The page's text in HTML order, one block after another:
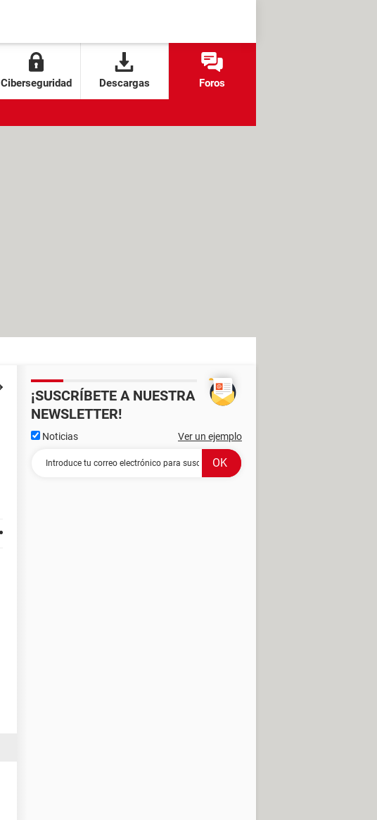
Ciberseguridad Descargas Foros
¡SUSCRÍBETE A NUESTRA
NEWSLETTER!
Noticias Ver un ejemplo